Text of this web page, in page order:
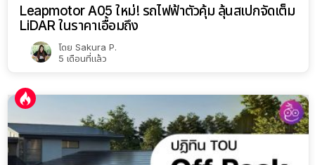
Leapmotor A05 ใหม่! รถไฟฟ้าตัวคุ้ม ลุ้นสเปกจัดเต็ม
LiDAR ในราคาเอื้อมถึง
โดย Sakura P.
5 เดือนที่แล้ว